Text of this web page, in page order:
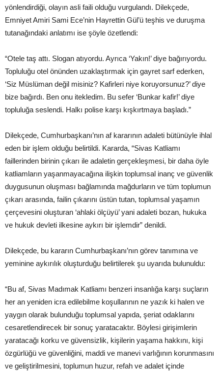
yönlendirdiği, olayın asli faili olduğu vurgulandı. Dilekçede,
Emniyet Amiri Sami Ece’nin Hayrettin Gül’ü teşhis ve duruşma
tutanağındaki anlatımı ise şöyle özetlendi:
“Otele taş attı. Slogan atıyordu. Ayrıca ‘Yakın!’ diye bağırıyordu.
Topluluğu otel önünden uzaklaştırmak için gayret sarf ederken,
‘Siz Müslüman değil misiniz? Kafirleri niye koruyorsunuz?’ diye
bize bağırdı. Ben onu itekledim. Bu sefer ‘Bunkar kafir!’ diye
topluluğa seslendi. Halkı polise karşı kışkırtmaya başladı.”
Dilekçede, Cumhurbaşkanı’nın af kararının adaleti bütünüyle ihlal
eden bir işlem olduğu belirtildi. Kararda, “Sivas Katliamı
faillerinden birinin çıkarı ile adaletin gerçekleşmesi, bir daha öyle
katliamların yaşanmayacağına ilişkin toplumsal inanç ve güvenlik
duygusunun oluşması bağlamında mağdurların ve tüm toplumun
çıkarı arasında, failin çıkarını üstün tutan, toplumsal yaşamın
çerçevesini oluşturan ‘ahlaki ölçüyü’ yani adaleti bozan, hukuka
ve hukuk devleti ilkesine aykırı bir işlemdir” denildi.
Dilekçede, bu kararın Cumhurbaşkanı’nın görev tanımına ve
yeminine aykırılık oluşturduğu belirtilerek şu uyarıda bulunuldu:
“Bu af, Sivas Madımak Katliamı benzeri insanlığa karşı suçların
her an yeniden icra edilebilme koşullarının ne yazık ki halen ve
yaygın olarak bulunduğu toplumsal yapıda, şeriat odaklarını
cesaretlendirecek bir sonuç yaratacaktır. Böylesi girişimlerin
yaratacağı korku ve güvensizlik, kişilerin yaşama hakkını, kişi
özgürlüğü ve güvenliğini, maddi ve manevi varlığının korunmasını
ve geliştirilmesini, toplumun huzur, refah ve adalet içinde